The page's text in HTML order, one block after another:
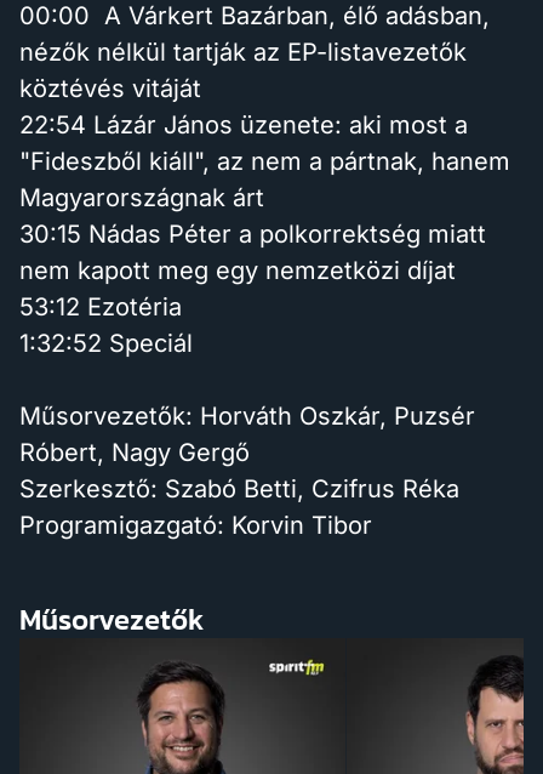
00:00 A Várkert Bazárban, élő adásban,
nézők nélkül tartják az EP-listavezetők
köztévés vitáját
22:54 Lázár János üzenete: aki most a
"Fideszből kiáll", az nem a pártnak, hanem
Magyarországnak árt
30:15 Nádas Péter a polkorrektség miatt
nem kapott meg egy nemzetközi díjat
53:12 Ezotéria
1:32:52 Speciál
Műsorvezetők: Horváth Oszkár, Puzsér
Róbert, Nagy Gergő
Szerkesztő: Szabó Betti, Czifrus Réka
Programigazgató: Korvin Tibor
Műsorvezetők